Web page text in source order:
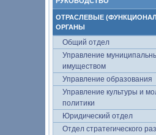
ОТРАСЛЕВЫЕ
ОРГАНЫ
Общий отдел
Управление
имуществом
Управление образования
Управление культуры и
политики
Юридический отдел
Отдел стратегического